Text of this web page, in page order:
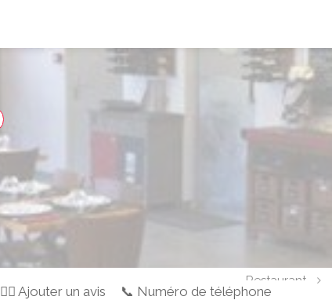
Restaurant
✍🏻 Ajouter un avis 📞 Numéro de téléphone